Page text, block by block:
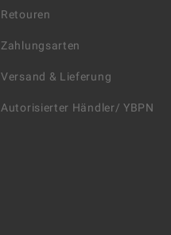
Retouren
Zahlungsarten
Versand & Lieferung
Autorisierter Händler/ YBPN